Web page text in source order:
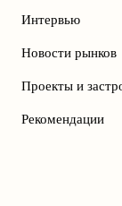
Интервью
Новости рынков
Проекты и
Рекомендации